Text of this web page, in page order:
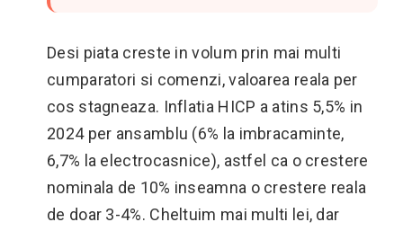
Desi piata creste in volum prin mai multi
cumparatori si comenzi, valoarea reala per
cos stagneaza. Inflatia HICP a atins 5,5% in
2024 per ansamblu (6% la imbracaminte,
6,7% la electrocasnice), astfel ca o crestere
nominala de 10% inseamna o crestere reala
de doar 3-4%. Cheltuim mai multi lei, dar